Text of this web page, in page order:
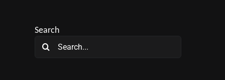
Search
Search